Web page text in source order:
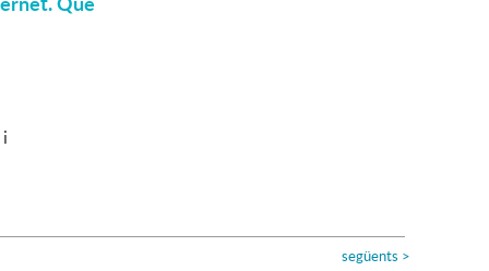
i
següents >